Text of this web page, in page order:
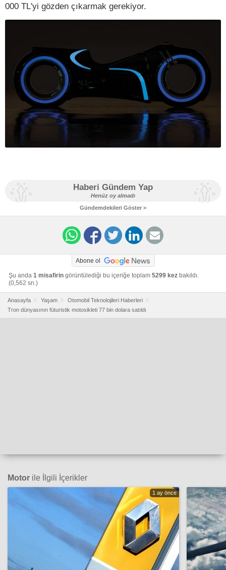
000 TL'yi gözden çıkarmak gerekiyor.
Haberi Gündem Yap
Henüz oy almadı
Gündemdekileri Göster >
Abone ol
Şu anda 1 misafirin görüntülediği bu içeriğe toplam 5299 kez bakıldı.
(0,562 sn.)
Anasayfa Yaşam
Otomobil Teknolojileri Haberleri
Tron dünyasının füturistik motosikleti 77 bin dolara satıldı
Motor ile İlgili İçerikler
1 ay önce